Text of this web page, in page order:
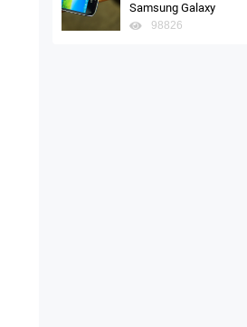
Samsung Galaxy
98826